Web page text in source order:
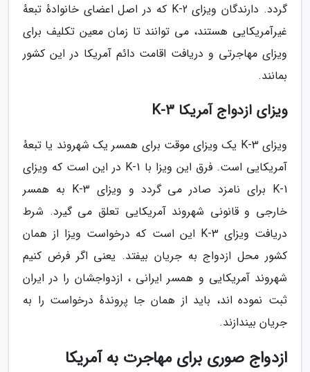
گردد. دارندگان ویزای K-2 که در اصل اعضای خانوادهٔ تبعهٔ
غیرآمریکایی هستند، می توانند تا زمان معین تکلیف برای
ویزای مهاجرتی و دریافت اقامت دائم آمریکا در این کشور
بمانند.
ویزای ازدواج آمریکا K-3
ویزای K-3 یک ویزای موقت برای همسر یک شهروند یا تبعهٔ
آمریکایی است. فرق این ویزا با K-1 در این است که ویزای
K-1 برای نامزد صادر می گردد و ویزای K-3 به همسر
خارجی و قانونی شهروند آمریکایی تعلق می گیرد. شرط
دریافت ویزای K-3 این است که درخواست ویزا از همان
کشور محل ازدواج به جریان بیفتد. یعنی اگر فرض کنیم
شهروند آمریکایی و همسر ایرانی ، ازدواجشان را در ایران
ثبت نموده اند، باید از همان جا پروندهٔ درخواست را به
جریان بیندازند.
ازدواج صوری برای مهاجرت به آمریکا